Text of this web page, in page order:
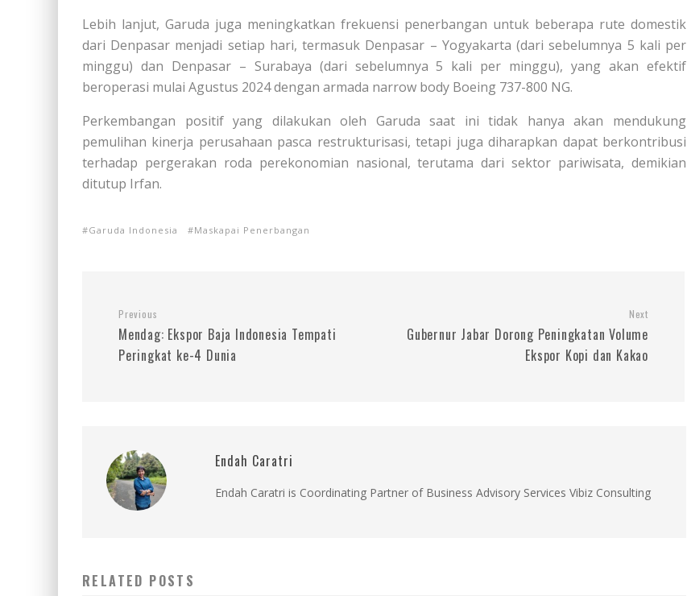
Lebih lanjut, Garuda juga meningkatkan frekuensi penerbangan untuk beberapa rute domestik
dari Denpasar menjadi setiap hari, termasuk Denpasar – Yogyakarta (dari sebelumnya 5 kali per
minggu) dan Denpasar – Surabaya (dari sebelumnya 5 kali per minggu), yang akan efektif
beroperasi mulai Agustus 2024 dengan armada narrow body Boeing 737-800 NG.
Perkembangan positif yang dilakukan oleh Garuda saat ini tidak hanya akan mendukung
pemulihan kinerja perusahaan pasca restrukturisasi, tetapi juga diharapkan dapat berkontribusi
terhadap pergerakan roda perekonomian nasional, terutama dari sektor pariwisata, demikian
ditutup Irfan.
Garuda Indonesia Maskapai Penerbangan
Previous
Mendag: Ekspor Baja Indonesia Tempati
Peringkat ke-4 Dunia
Next
Gubernur Jabar Dorong Peningkatan Volume
Ekspor Kopi dan Kakao
Endah Caratri
Endah Caratri is Coordinating Partner of Business Advisory Services Vibiz Consulting
RELATED POSTS